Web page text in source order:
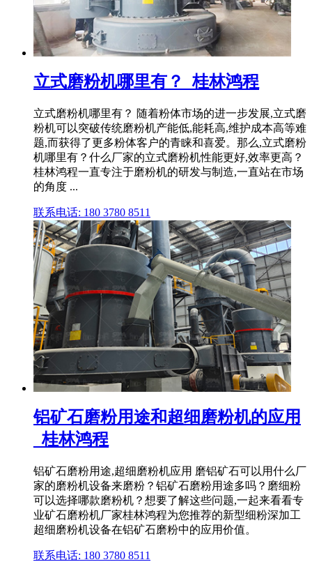
立式磨粉机哪里有？_桂林鸿程
立式磨粉机哪里有？ 随着粉体市场的进一步发展,立式磨
粉机可以突破传统磨粉机产能低,能耗高,维护成本高等难
题,而获得了更多粉体客户的青睐和喜爱。那么,立式磨粉
机哪里有？什么厂家的立式磨粉机性能更好,效率更高？
桂林鸿程一直专注于磨粉机的研发与制造,一直站在市场
的角度 ...
联系电话: 180 3780 8511
铝矿石磨粉用途和超细磨粉机的应用
_桂林鸿程
铝矿石磨粉用途,超细磨粉机应用 磨铝矿石可以用什么厂
家的磨粉机设备来磨粉？铝矿石磨粉用途多吗？磨细粉
可以选择哪款磨粉机？想要了解这些问题,一起来看看专
业矿石磨粉机厂家桂林鸿程为您推荐的新型细粉深加工
超细磨粉机设备在铝矿石磨粉中的应用价值。
联系电话: 180 3780 8511